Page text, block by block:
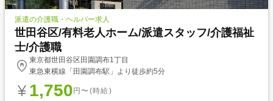
派遣の介護職・ヘルパー求人
世田谷区/有料老人ホーム/派遣スタッフ/介護福祉
士/介護職
東京都世田谷区田園調布1丁目
東急東横線「田園調布駅」より徒歩約5分
1,750 円〜(時給)